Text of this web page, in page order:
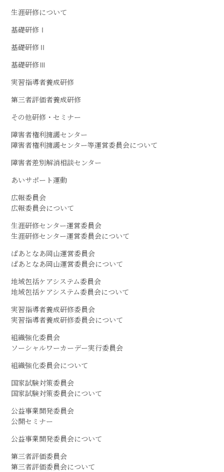
生涯研修について
基礎研修Ⅰ
基礎研修Ⅱ
基礎研修Ⅲ
実習指導者養成研修
第三者評価者養成研修
その他研修・セミナー
障害者権利擁護センター
障害者権利擁護センター等運営委員会について
障害者差別解消相談センター
あいサポート運動
広報委員会
広報委員会について
生涯研修センター運営委員会
生涯研修センター運営委員会について
ぱあとなあ岡山運営委員会
ぱあとなあ岡山運営委員会について
地域包括ケアシステム委員会
地域包括ケアシステム委員会について
実習指導者養成研修委員会
実習指導者養成研修委員会について
組織強化委員会
ソーシャルワーカーデー実行委員会
組織強化委員会について
国家試験対策委員会
国家試験対策委員会について
公益事業開発委員会
公開セミナー
公益事業開発委員会について
第三者評価委員会
第三者評価委員会について